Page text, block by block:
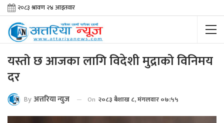
यस्तो छ आजका लागि विदेशी मुद्राको विनिमय
दर
By अत्तरिया न्युज On २०८३ बैशाख ८, मंगलवार ०७:५५